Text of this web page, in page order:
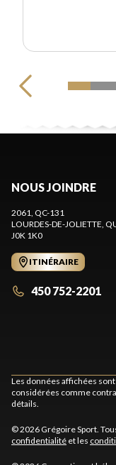
NOUS JOINDRE
2061, QC-131
LOURDES-DE-JOLIETTE ,
J0K 1K0
ITINÉRAIRE
450 752-2201
Les données affichées
considérées comme
détails.
© 2026 Grégoire Sport.
confidentialité et les